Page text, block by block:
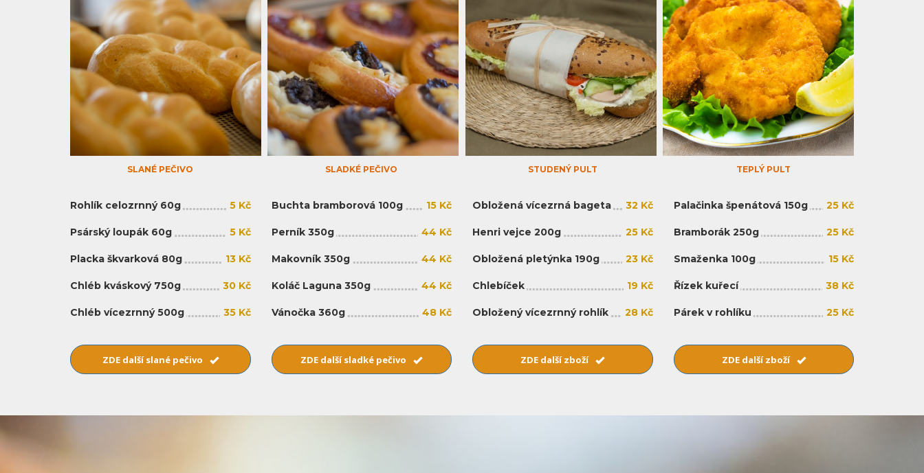
SLANÉ PEČIVO
Rohlík celozrnný 60g 5 Kč
Psárský loupák 60g 5 Kč
Placka škvarková 80g 13 Kč
Chléb kváskový 750g 30 Kč
Chléb vícezrnný 500g 35 Kč
ZDE další slané pečivo
SLADKÉ PEČIVO
Buchta bramborová 100g 15 Kč
Perník 350g 44 Kč
Makovník 350g 44 Kč
Koláč Laguna 350g 44 Kč
Vánočka 360g 48 Kč
ZDE další sladké pečivo
STUDENÝ PULT
Obložená vícezrná bageta 32 Kč
Henri vejce 200g 25 Kč
Obložená pletýnka 190g 23 Kč
Chlebíček 19 Kč
Obložený vícezrnný rohlík 28 Kč
ZDE další zboží
TEPLÝ PULT
Palačinka špenátová 150g 25 Kč
Bramborák 250g 25 Kč
Smaženka 100g 15 Kč
Řízek kuřecí 38 Kč
Párek v rohlíku 25 Kč
ZDE další zboží